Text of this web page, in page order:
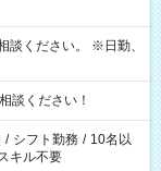
談ください！
/ シフト勤務 / 10名以
キル不要